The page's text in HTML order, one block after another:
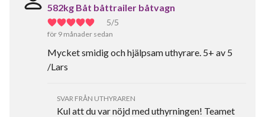
582kg Båt båttrailer båtvagn
5/5
för 9 månader sedan
Mycket smidig och hjälpsam uthyrare. 5+ av 5
/Lars
SVAR FRÅN UTHYRAREN
Kul att du var nöjd med uthyrningen! Teamet